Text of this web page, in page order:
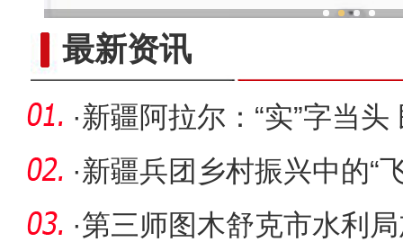
最新资讯
·新疆阿拉尔：“实”字当
入“快车
·新疆兵团乡村振兴中的“
·第三师图木舒克市水利